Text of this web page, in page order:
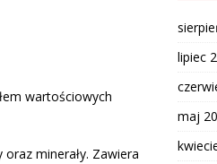
wartościowych
minerały. Zawiera
lipiec
maj